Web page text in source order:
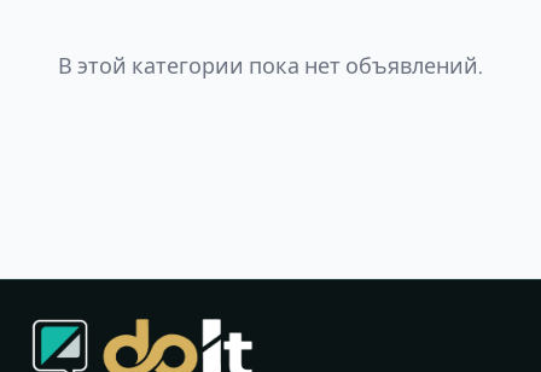
В этой категории пока нет объявлений.